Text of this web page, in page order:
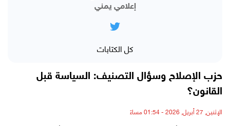
إعلامي يمني
كل الكتابات
حزب الإصلاح وسؤال التصنيف: السياسة قبل
القانون؟
الإثنين, 27 أبريل, 2026 - 01:54 مساءً